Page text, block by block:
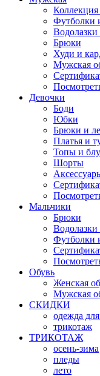
Футболки
Брюки
Худи и
Мужская
Девочки
Боди
Юбки
Брюки и
Платья и
Топы и
Шорты
Мальчики
Брюки
Футболки
Обувь
Женская
Мужская
СКИДКИ
одежда
трикотаж
ТРИКОТАЖ
осень-зима
пледы
лето